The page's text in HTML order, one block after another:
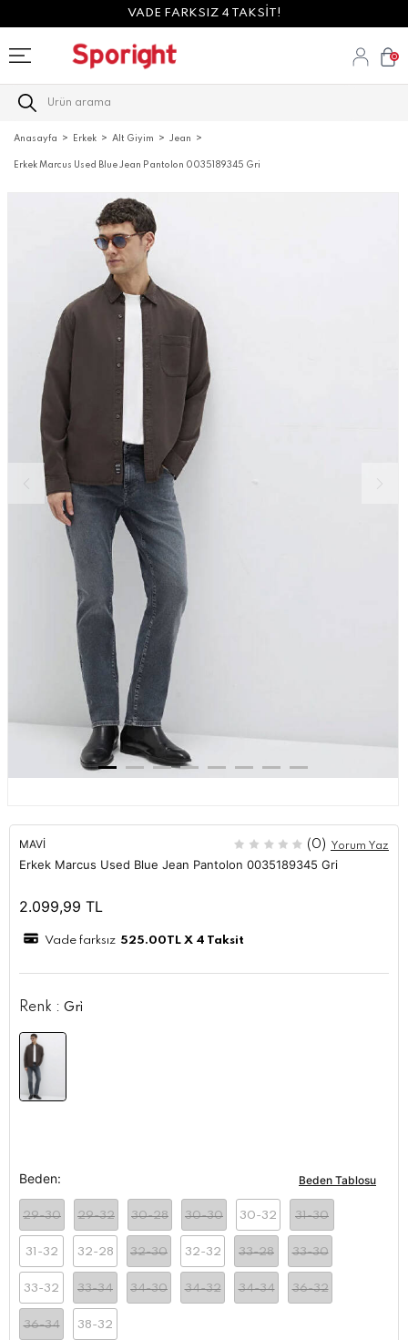
VADE FARKSIZ 4 TAKSİT!
0
Anasayfa Erkek Alt Giyim Jean
Erkek Marcus Used Blue Jean Pantolon 0035189345 Gri
MAVI (0) Yorum Yaz
Erkek Marcus Used Blue Jean Pantolon 0035189345 Gri
2.099,99 TL
Vade farksız 525.00TL X 4 Taksit
Renk : Gri̇
Beden: Beden Tablosu
29-30 29-32 30-28 30-30 30-32 31-30
31-32 32-28 32-30 32-32 33-28 33-30
33-32 33-34 34-30 34-32 34-34 36-32
36-34 38-32